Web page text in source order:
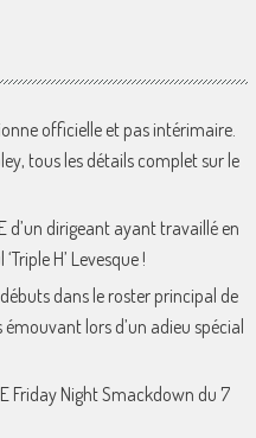
officielle et pas intérimaire.
tous les détails complet sur le
d’un dirigeant ayant travaillé en
H’ Levesque !
dans le roster principal de
lors d’un adieu spécial
Friday Night Smackdown du 7